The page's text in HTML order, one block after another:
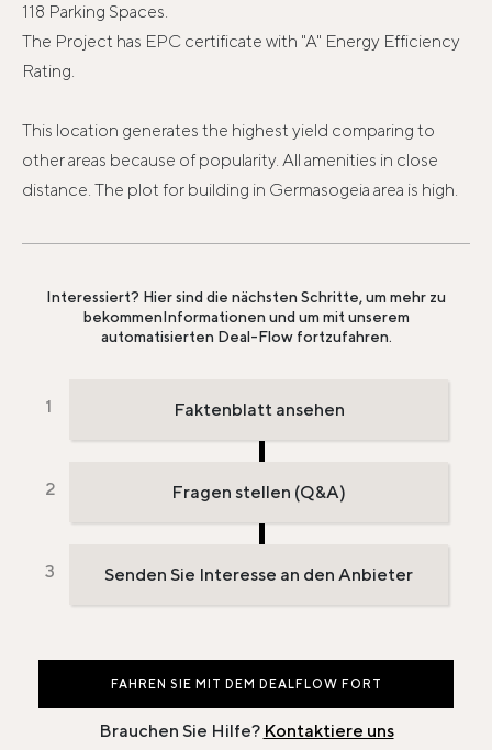
118 Parking Spaces.
The Project has EPC certificate with "A" Energy Efficiency
Rating.
This location generates the highest yield comparing to
other areas because of popularity. All amenities in close
distance. The plot for building in Germasogeia area is high.
Interessiert? Hier sind die nächsten Schritte, um mehr zu
bekommenInformationen und um mit unserem
automatisierten Deal-Flow fortzufahren.
Faktenblatt ansehen
Fragen stellen (Q&A)
Senden Sie Interesse an den Anbieter
FAHREN SIE MIT DEM DEALFLOW FORT
Brauchen Sie Hilfe? Kontaktiere uns